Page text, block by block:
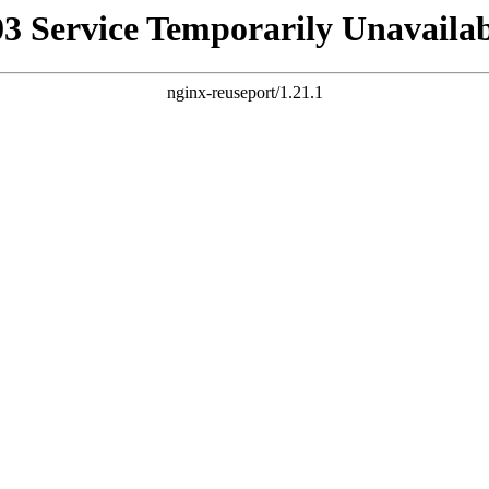
Service Temporarily
nginx-reuseport/1.21.1